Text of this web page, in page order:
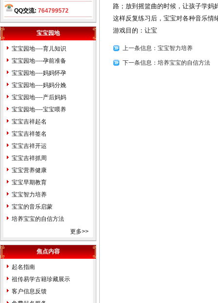
费为您讲解姓名。
北京天津石家庄保定廊坊唐山
张家口太原阳泉运城赤峰包头
沈阳鞍山大连长春吉林哈尔滨
齐齐哈尔大庆上海徐州南京苏
州杭州嘉兴合肥福州厦门温州
南昌济南青岛临沂泰安烟台威
海郑州洛阳安阳开封武汉襄樊
上海武汉长沙广州贵阳昆名拉
萨西安咸阳兰州西宁银川乌鲁
木齐克拉玛依石河子香港台湾
宝宝婴儿孩子公司起名
字算命姓名测试打分
起名测名易经周易改名取名字
楼盘小区命名风水布局策划
学培训书籍光盘
四柱八字看手相面相八卦六爻
紫微斗数公司家庭风水调理星
相命理运程占卜起名改名周易
易经姓名学星座奇门遁甲太乙
测字解梦宝宝取名起名免费起
名免费在线改名算命解梦八字
排盘手机号码吉凶。
天津市和平河东河西河北红
桥南开西青东丽北辰津南武清
QQ交流: 764799572
宝宝园地
宝宝园地----育儿知识
宝宝园地----孕前准备
宝宝园地----妈妈怀孕
宝宝园地----妈妈分娩
宝宝园地----产后妈妈
宝宝园地----宝宝喂养
宝宝吉祥起名
宝宝吉祥签名
宝宝吉祥开运
宝宝吉祥抓周
宝宝营养健康
宝宝早期教育
宝宝智力培养
宝宝的音乐启蒙
培养宝宝的自信方法
更多>>
焦点内容
起名指南
祖传易学古籍珍藏展示
客户信息反馈
路；放到摇篮曲的时候，让孩子学妈
这样反复练习后，宝宝对各种音乐情
游戏目的：让宝
上一条信息： 宝宝智力培养
下一条信息： 培养宝宝的自信方法